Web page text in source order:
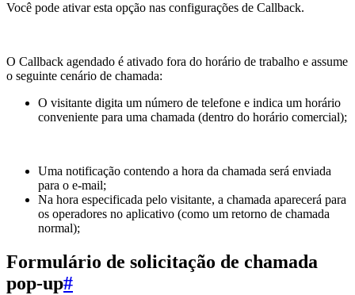
Você pode ativar esta opção nas configurações de Callback.
O Callback agendado é ativado fora do horário de trabalho e assume
o seguinte cenário de chamada:
O visitante digita um número de telefone e indica um horário
conveniente para uma chamada (dentro do horário comercial);
Uma notificação contendo a hora da chamada será enviada
para o e-mail;
Na hora especificada pelo visitante, a chamada aparecerá para
os operadores no aplicativo (como um retorno de chamada
normal);
Formulário de solicitação de chamada
pop-up#